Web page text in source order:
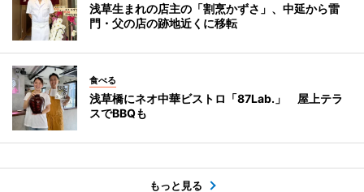
浅草生まれの店主の「割烹かずさ」、中延から雷
門・父の店の跡地近くに移転
食べる
浅草橋にネオ中華ビストロ「87Lab.」 屋上テラ
スでBBQも
もっと見る